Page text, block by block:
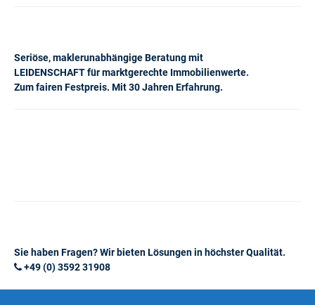
Seriöse, maklerunabhängige Beratung mit
LEIDENSCHAFT für marktgerechte Immobilienwerte.
Zum fairen Festpreis. Mit 30 Jahren Erfahrung.
Sie haben Fragen? Wir bieten Lösungen in höchster Qualität.
+49 (0) 3592 31908